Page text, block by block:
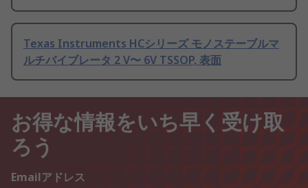
Texas Instruments HCシリーズ モノステーブルマ
ルチバイブレータ 2 V〜 6V TSSOP, 表面
お得な情報をいち早く受け取
ろう
Emailアドレス